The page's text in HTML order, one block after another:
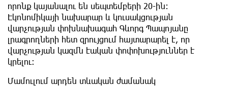
որոնք կայանալու են սեպտեմբերի 20-ին։
Էկոնոմիկայի նախարար և կուսակցության
վարչության փոխնախագահ Գևորգ Պապոյանը
լրագրողների հետ զրույցում հայտարարել է, որ
վարչության կազմն էական փոփոխություններ է
կրելու։
Մամուլում արդեն տևական ժամանակ